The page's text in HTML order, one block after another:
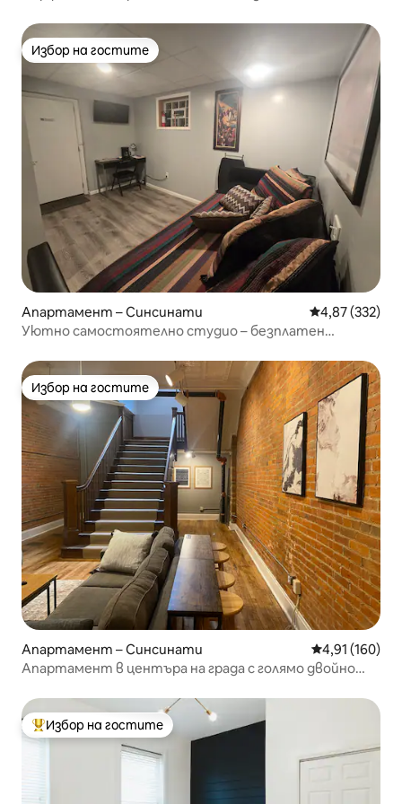
Избор на гостите
Избор на гостите
Апартамент – Синсинати Средна
4,87 (332)
Уютно самостоятелно студио – безплатен
Избор на гостите
Избор на гостите
Апартамент – Синсинати Средна
4,91 (160)
Апартамент в центъра на града с голямо двойно
Най-популярен избор на гостите
Избор на гостите